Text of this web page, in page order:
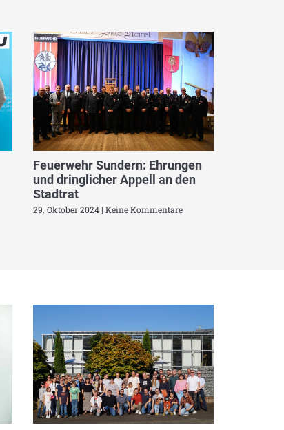
Feuerwehr Sundern: Ehrungen
und dringlicher Appell an den
Stadtrat
29. Oktober 2024 Keine Kommentare